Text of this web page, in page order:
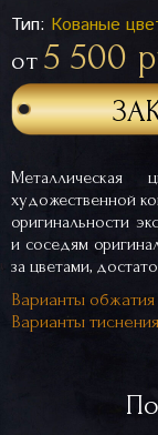
Тип: Кованые
от 5 500
художественной
оригинальности
и соседям
за цветами,
Варианты обжатия
Варианты тиснения